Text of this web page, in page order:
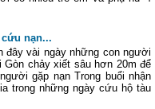
nạn...
đây vài ngày những con người
chảy xiết sâu hơn 20m để
gặp nạn Trong buổi nhận
trong những ngày cứu hộ tàu